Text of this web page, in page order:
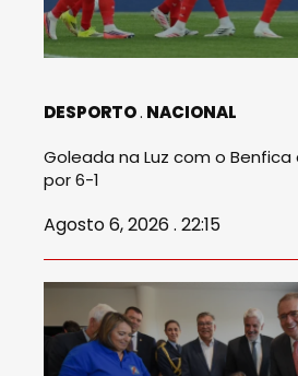
DESPORTO NACIONAL
Goleada na Luz com o
por 6-1
Agosto 6, 2026 . 22:15